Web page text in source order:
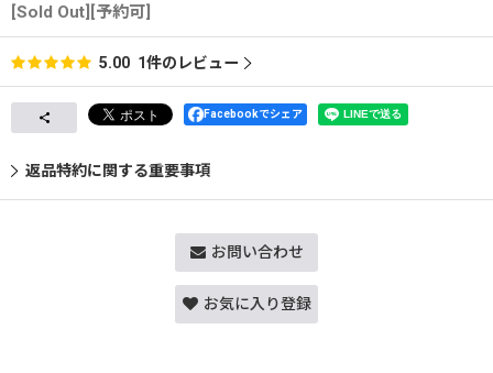
[Sold Out][予約可]
5.00 1件のレビュー
Facebookでシェア
返品特約に関する重要事項
お問い合わせ
お気に入り登録